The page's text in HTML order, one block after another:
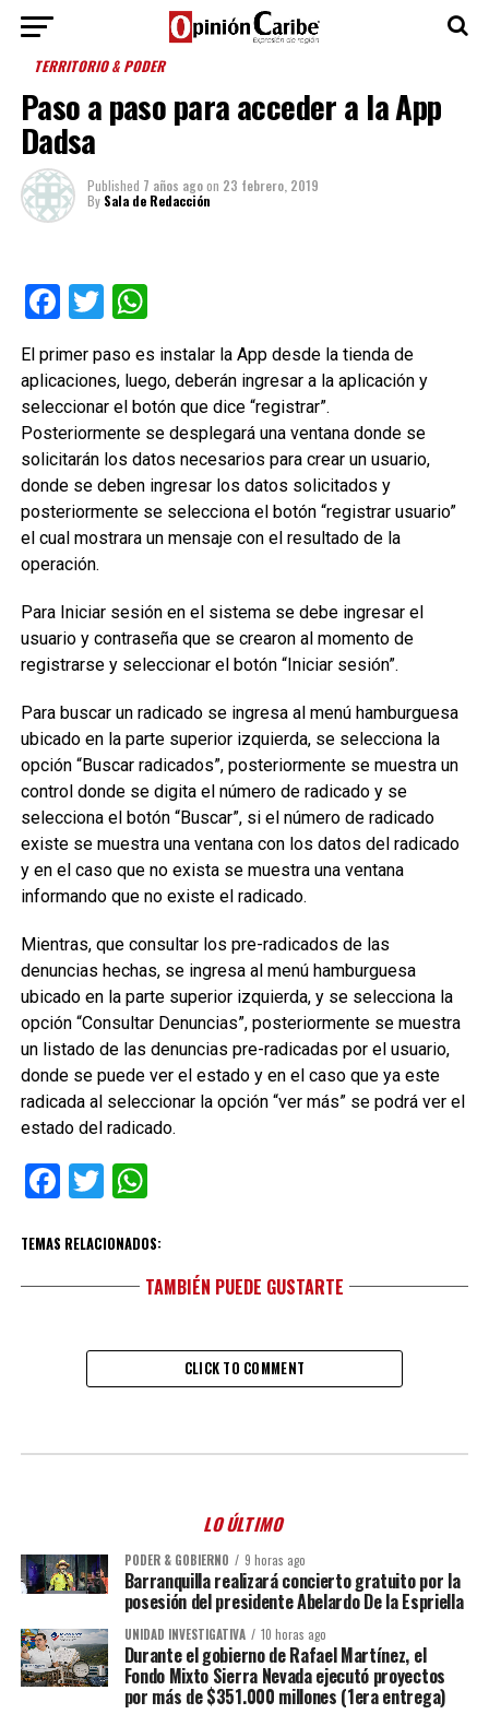
TERRITORIO & PODER
Paso a paso para acceder a la App
Dadsa
Published 7 años agoon 23 febrero, 2019
By Sala de Redacción
Facebook
TwitterWhatsApp
El primer paso es instalar la App desde la tienda de
aplicaciones, luego, deberán ingresar a la aplicación y
seleccionar el botón que dice “registrar”.
Posteriormente se desplegará una ventana donde se
solicitarán los datos necesarios para crear un usuario,
donde se deben ingresar los datos solicitados y
posteriormente se selecciona el botón “registrar usuario”
el cual mostrara un mensaje con el resultado de la
operación.
Para Iniciar sesión en el sistema se debe ingresar el
usuario y contraseña que se crearon al momento de
registrarse y seleccionar el botón “Iniciar sesión”.
Para buscar un radicado se ingresa al menú hamburguesa
ubicado en la parte superior izquierda, se selecciona la
opción “Buscar radicados”, posteriormente se muestra un
control donde se digita el número de radicado y se
selecciona el botón “Buscar”, si el número de radicado
existe se muestra una ventana con los datos del radicado
y en el caso que no exista se muestra una ventana
informando que no existe el radicado.
Mientras, que consultar los pre-radicados de las
denuncias hechas, se ingresa al menú hamburguesa
ubicado en la parte superior izquierda, y se selecciona la
opción “Consultar Denuncias”, posteriormente se muestra
un listado de las denuncias pre-radicadas por el usuario,
donde se puede ver el estado y en el caso que ya este
radicada al seleccionar la opción “ver más” se podrá ver el
estado del radicado.
Facebook
TwitterWhatsApp
TEMAS RELACIONADOS:
TAMBIÉN PUEDE GUSTARTE
CLICK TO COMMENT
LO ÚLTIMO
PODER & GOBIERNO 9 horas ago
Barranquilla realizará concierto gratuito por la
posesión del presidente Abelardo De la Espriella
UNIDAD INVESTIGATIVA 10 horas ago
Durante el gobierno de Rafael Martínez, el
Fondo Mixto Sierra Nevada ejecutó proyectos
por más de $351.000 millones (1era entrega)